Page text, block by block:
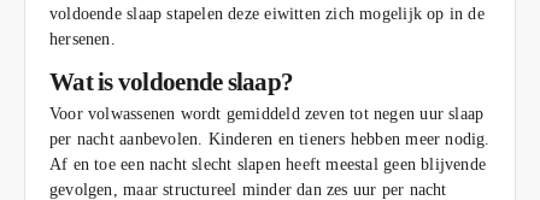
voldoende slaap stapelen deze eiwitten zich mogelijk op in de
hersenen.
Wat is voldoende slaap?
Voor volwassenen wordt gemiddeld zeven tot negen uur slaap
per nacht aanbevolen. Kinderen en tieners hebben meer nodig.
Af en toe een nacht slecht slapen heeft meestal geen blijvende
gevolgen, maar structureel minder dan zes uur per nacht